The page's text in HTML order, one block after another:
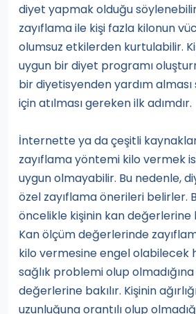
diyet yapmak olduğu söylenebilir.
zayıflama ile kişi fazla kilonun
olumsuz etkilerden kurtulabilir.
uygun bir diyet programı
bir diyetisyenden yardım alması
için atılması gereken ilk adımdır.
İnternette ya da çeşitli
zayıflama yöntemi kilo vermek
uygun olmayabilir. Bu nedenle,
özel zayıflama önerileri belirler.
öncelikle kişinin kan değerlerine
Kan ölçüm değerlerinde
kilo vermesine engel olabilecek
sağlık problemi olup
değerlerine bakılır. Kişinin
uzunluğuna orantılı olup